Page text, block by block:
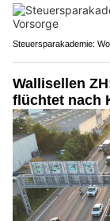
Steuersparakademie:
Wallisellen
flüchtet nach